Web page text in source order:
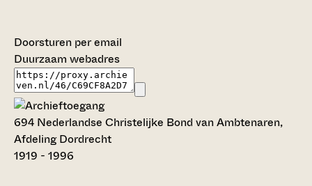
Doorsturen per email
Duurzaam webadres
694 Nederlandse Christelijke Bond van Ambtenaren,
Afdeling Dordrecht
1919 - 1996